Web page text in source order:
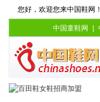
您好，欢迎您来中国鞋网！
中国童鞋网